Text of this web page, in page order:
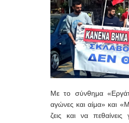
Με το σύνθημα
αγώνες και αίμα» και
ζεις και να